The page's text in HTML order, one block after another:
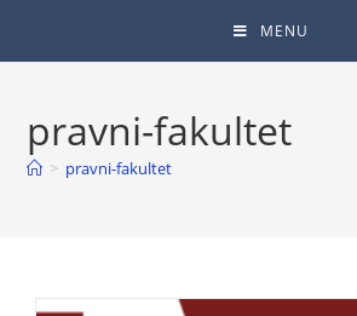
MENU
pravni-fakultet
> pravni-fakultet